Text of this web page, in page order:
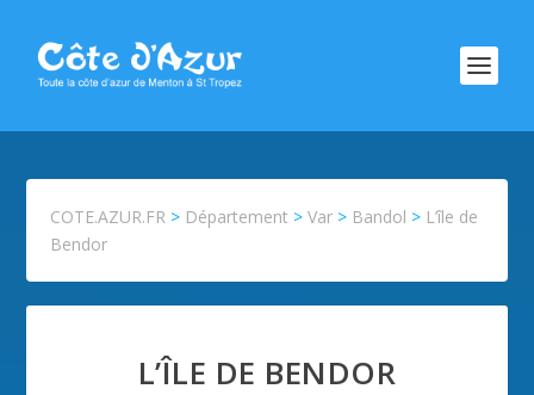
COTE.AZUR.FR > Département >Var > Bandol > L’île de
Bendor
L’ÎLE DE BENDOR